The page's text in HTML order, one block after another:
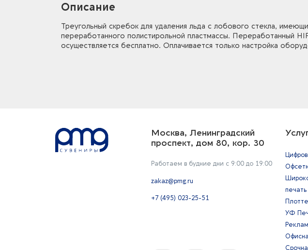
Описание
Треугольный скребок для удаления льда с лобового стекла,
переработанного полистирольной пластмассы. Переработанный
осуществляется бесплатно. Оплачивается только настройка
Москва, Ленинградский
проспект, дом 80, кор. 30
Работаем в будние дни с 9:00 до 19:00
zakaz@pmg.ru
+7 (495) 023-25-51
печать
УФ